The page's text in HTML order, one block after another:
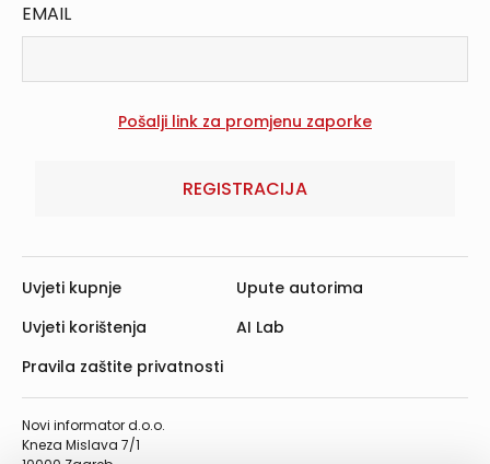
EMAIL
REGISTRACIJA
Novi informator d.o.o.
Kneza Mislava 7/1
Uvjeti kupnje
Uvjeti korištenja
Pravila zaštite privatnosti
Upute autorima
AI Lab